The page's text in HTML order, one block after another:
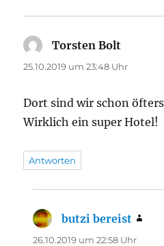
Torsten Bolt
25.10.2019 um 23:48 Uhr
Dort sind wir schon
Wirklich ein super Hotel!
Antworten
butzi bereist
26.10.2019 um 22:58 Uhr